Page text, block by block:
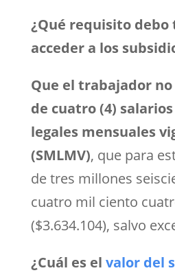
¿Qué requisito debo
acceder a los
Que el trabajador
de cuatro (4)
legales mensuales
(SMLMV), que para
de tres millones
cuatro mil ciento
($3.634.104), salvo
¿Cuál es el valor del